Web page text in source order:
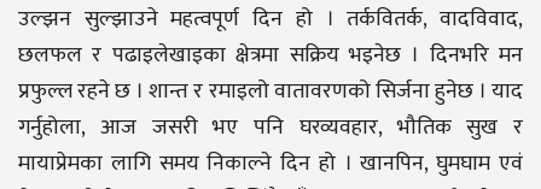
उल्झन सुल्झाउने महत्वपूर्ण दिन हो । तर्कवितर्क, वादविवाद,
छलफल र पढाइलेखाइका क्षेत्रमा सक्रिय भइनेछ । दिनभरि मन
प्रफुल्ल रहने छ । शान्त र रमाइलो वातावरणको सिर्जना हुनेछ । याद
गर्नुहोला, आज जसरी भए पनि घरव्यवहार, भौतिक सुख र
मायाप्रेमका लागि समय निकाल्ने दिन हो । खानपिन, घुमघाम एवं